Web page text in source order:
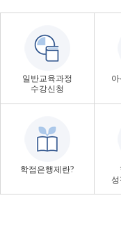
일반교육과정
수강신청
학점은행제란?